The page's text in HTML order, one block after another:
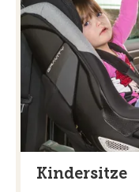
Kindersitze